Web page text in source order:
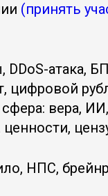
(принять
атака,
цифровой
вера,
НПС,